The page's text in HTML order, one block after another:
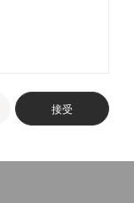
】（下稱
接受